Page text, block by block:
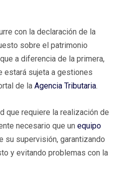
con la declaración de la
sobre el patrimonio
a diferencia de la primera,
estará sujeta a gestiones
de la Agencia Tributaria.
que requiere la realización de
necesario que un equipo
su supervisión, garantizando
y evitando problemas con la